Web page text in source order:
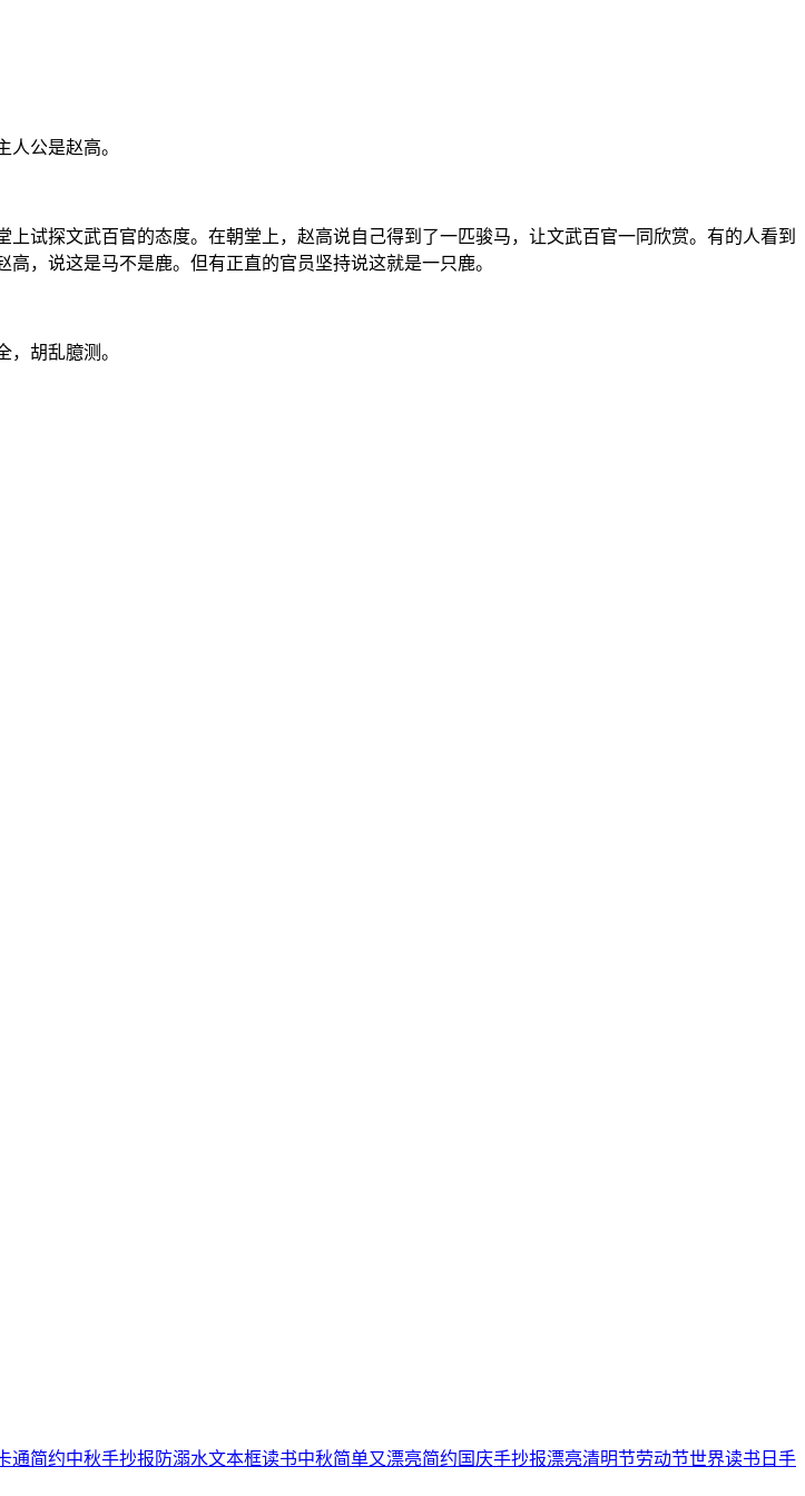
公是赵高。
探文武百官的态度。在朝堂上，赵高说自己得到了一匹骏马，让文武百官一同欣赏。有的人看到
，说这是马不是鹿。但有正直的官员坚持说这就是一只鹿。
胡乱臆测。
通简约中秋手抄报 防溺水文本框读书中秋简单又漂亮简约 国庆手抄报漂亮清明节劳动节世界读书日 手